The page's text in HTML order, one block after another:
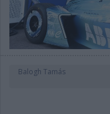
Balogh Tamás